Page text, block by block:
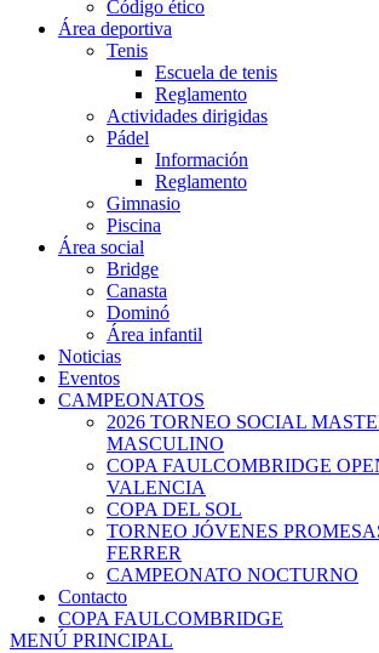
Código ético
Área deportiva
Tenis
Escuela de tenis
Reglamento
Actividades dirigidas
Pádel
Información
Reglamento
Gimnasio
Piscina
Área social
Bridge
Canasta
Dominó
Área infantil
Noticias
Eventos
CAMPEONATOS
2026 TORNEO SOCIAL
MASCULINO
COPA FAULCOMBRIDGE
VALENCIA
COPA DEL SOL
TORNEO JÓVENES
FERRER
CAMPEONATO NOCTURNO
Contacto
COPA FAULCOMBRIDGE
MENÚ PRINCIPAL